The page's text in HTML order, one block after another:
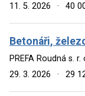
11. 5. 2026
· 40
Betonáři,
PREFA Roudná s. r.
29. 3. 2026
· 29